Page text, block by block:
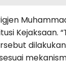
Kejaksaan.